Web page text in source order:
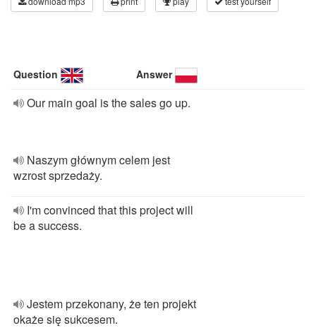
Question Answer
Our main goal is the sales go up.
Naszym głównym celem jest
wzrost sprzedaży.
I'm convinced that this project will
be a success.
Jestem przekonany, że ten projekt
okaże się sukcesem.